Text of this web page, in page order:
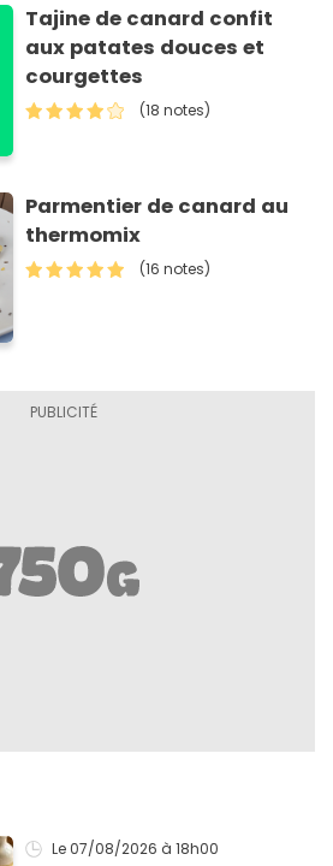
Tajine de canard confit
aux patates douces et
courgettes
(18 notes)
Parmentier de canard au
thermomix
(16 notes)
Le 07/08/2026 à 18h00